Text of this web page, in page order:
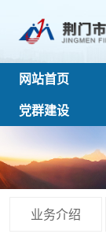
网站首页
党群建设
业务介绍